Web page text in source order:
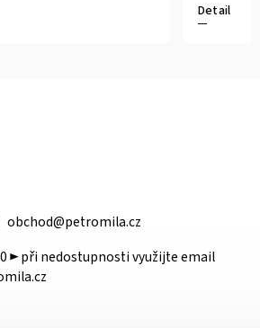
Detail
obchod@petromila.cz
► při nedostupnosti využijte email